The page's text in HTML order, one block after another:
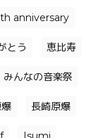
anniversary
とう 恵比寿
みんなの音楽祭
長崎原爆